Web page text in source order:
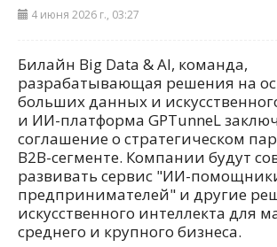
4 июня 2026 г., 03:27
Билайн Big Data & AI, команда,
разрабатывающая решения на
больших данных и
и ИИ-платформа GPTunneL
соглашение о стратегическом
B2B-сегменте. Компании будут
развивать сервис "ИИ-
предпринимателей" и другие
искусственного интеллекта для
среднего и крупного бизнеса.